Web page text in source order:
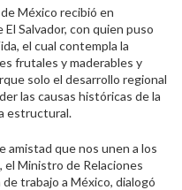
México recibió en
El Salvador, con quien puso
el cual contempla la
frutales y maderables y
solo el desarrollo regional
las causas históricas de la
estructural.
amistad que nos unen a los
el Ministro de Relaciones
trabajo a México, dialogó